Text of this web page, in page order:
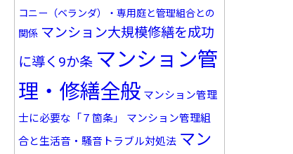
コニー（ベランダ）・専用庭と管理組合との
関係 マンション大規模修繕を成功
に導く9か条 マンション管
理・修繕全般 マンション管理
士に必要な「７箇条」
マンション管理組
合と生活音・騒音トラブル対処法 マン